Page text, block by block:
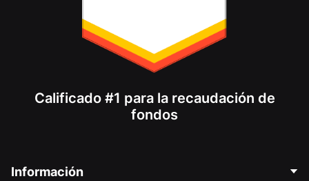
Calificado #1 para la recaudación de
fondos
Información